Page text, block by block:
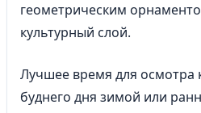
геометрическим
культурный слой.
Лучшее время для осмотра
буднего дня зимой или